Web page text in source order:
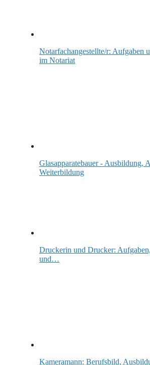
Notarfachangestellte/r: Aufgaben
im Notariat
Glasapparatebauer - Ausbildung,
Weiterbildung
Druckerin und Drucker:
und…
Kameramann: Berufsbild,